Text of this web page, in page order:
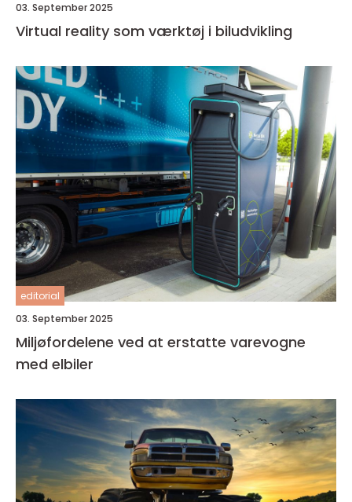
03. September 2025
Virtual reality som værktøj i biludvikling
editorial
03. September 2025
Miljøfordelene ved at erstatte varevogne
med elbiler